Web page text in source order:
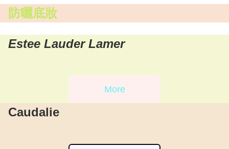
防曬底妝
Estee Lauder Lamer
More
Caudalie